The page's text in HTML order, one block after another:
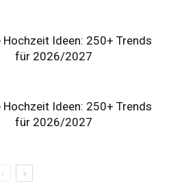
Hochzeit Ideen: 250+ Trends
für 2026/2027
Hochzeit Ideen: 250+ Trends
für 2026/2027